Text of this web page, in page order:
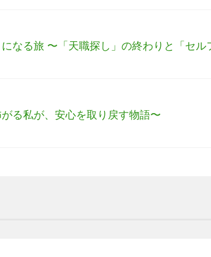
なる旅 〜「天職探し」の終わりと「セル
る私が、安心を取り戻す物語〜